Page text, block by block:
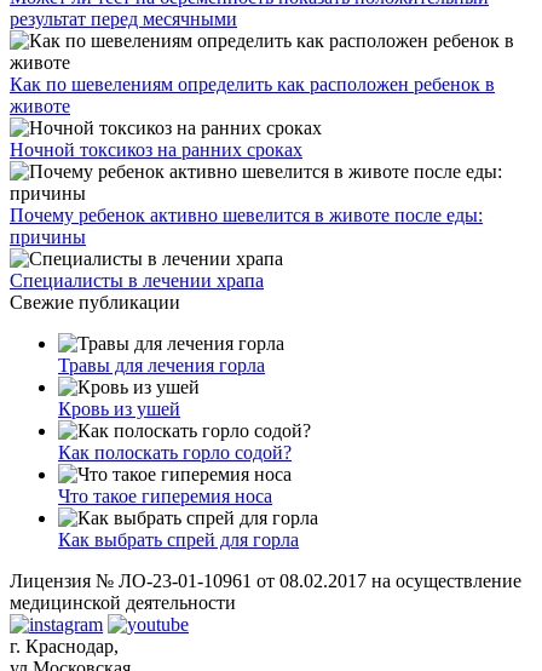
результат перед месячными
Как по шевелениям определить как расположен ребенок в
животе
Ночной токсикоз на ранних сроках
Почему ребенок активно шевелится в животе после еды:
причины
Специалисты в лечении храпа
Свежие публикации
Травы для лечения горла
Кровь из ушей
Как полоскать горло содой?
Что такое гиперемия носа
Как выбрать спрей для горла
Лицензия № ЛО-23-01-10961 от 08.02.2017 на осуществление
медицинской деятельности
г. Краснодар,